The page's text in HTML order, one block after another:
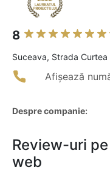
8
Suceava, Strada
Afișează
Despre companie:
Review-uri
web